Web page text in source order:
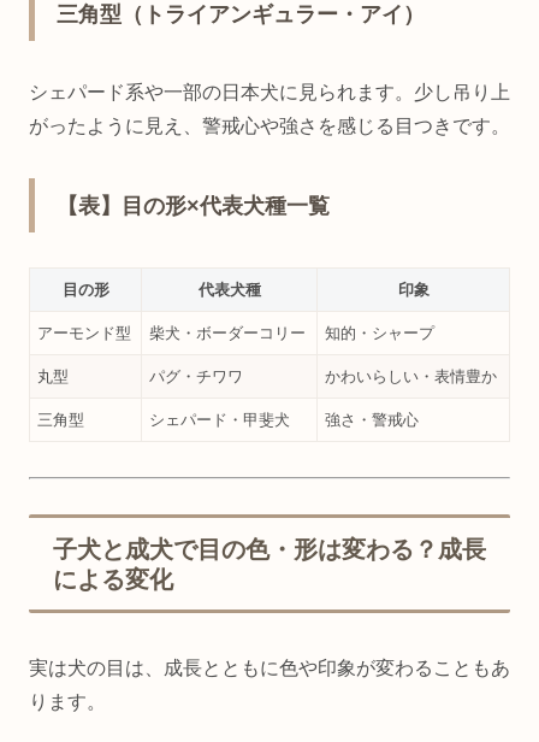
三角型（トライアンギュラー・アイ）
シェパード系や一部の日本犬に見られます。少し吊り上
がったように見え、警戒心や強さを感じる目つきです。
【表】目の形×代表犬種一覧
目の形 代表犬種 印象
アーモンド型 柴犬・ボーダーコリー 知的・シャープ
丸型 パグ・チワワ かわいらしい・表情豊か
三角型 シェパード・甲斐犬 強さ・警戒心
子犬と成犬で目の色・形は変わる？成長
による変化
実は犬の目は、成長とともに色や印象が変わることもあ
ります。